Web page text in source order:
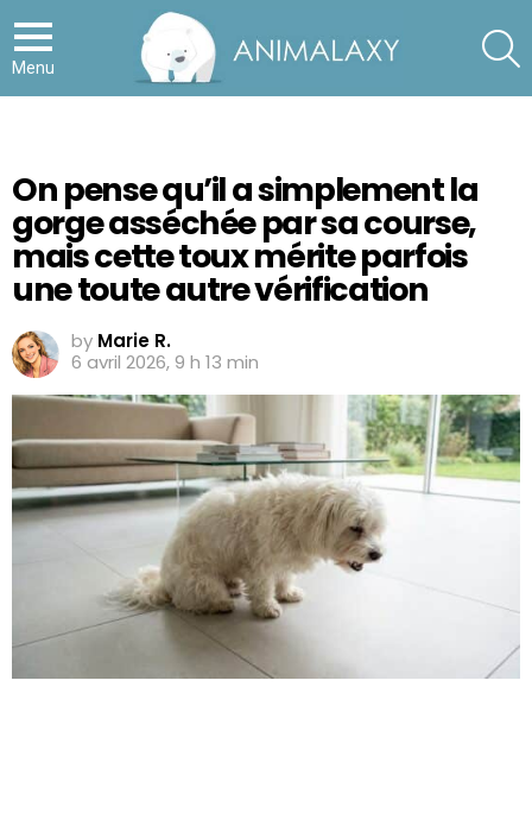
Menu
On pense qu’il a simplement la
gorge asséchée par sa course,
mais cette toux mérite parfois
une toute autre vérification
by Marie R.
6 avril 2026, 9 h 13 min